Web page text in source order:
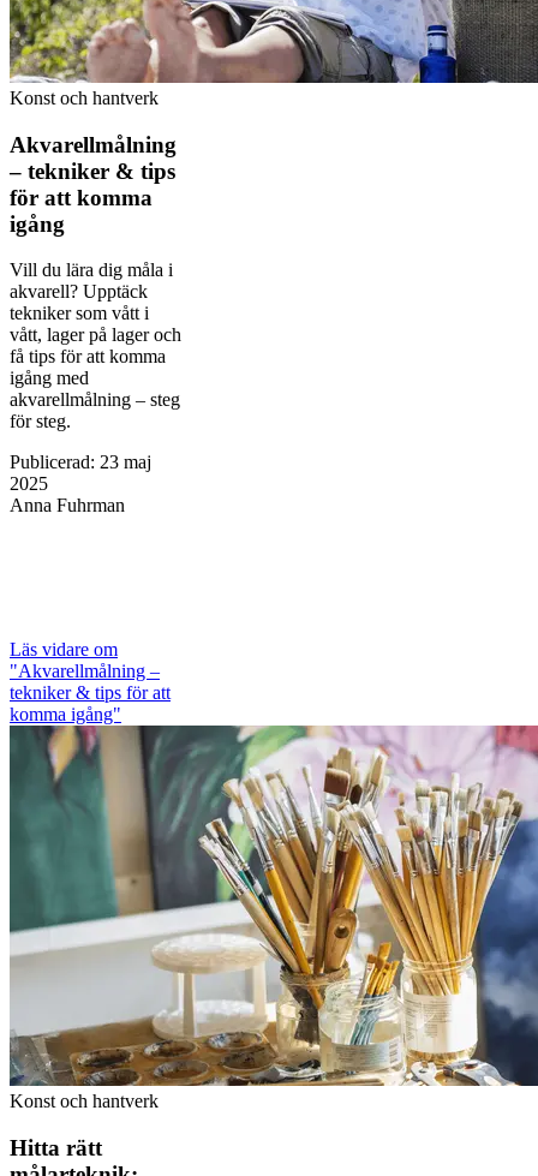
Konst och hantverk
Akvarellmålning
– tekniker & tips
för att komma
igång
Vill du lära dig måla i
akvarell? Upptäck
tekniker som vått i
vått, lager på lager och
få tips för att komma
igång med
akvarellmålning – steg
för steg.
Publicerad: 23 maj
2025
Anna Fuhrman
Läs vidare om
"Akvarellmålning –
tekniker & tips för att
komma igång"
Konst och hantverk
Hitta rätt